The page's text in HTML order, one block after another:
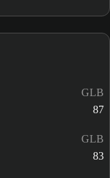
GLB
87
GLB
83